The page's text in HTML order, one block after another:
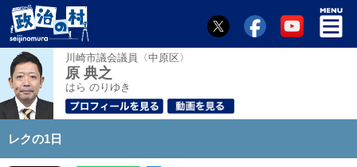
川崎市議会議員〈中原区〉
原 典之
はら のりゆき
レクの1日